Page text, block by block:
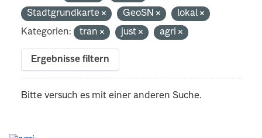
Stadtgrundkarte
GeoSN
lokal
Kategorien:
tran just agri
Ergebnisse filtern
Bitte versuch es mit einer anderen Suche.